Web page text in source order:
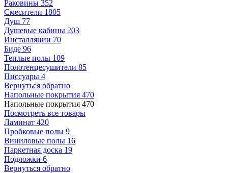
Раковины 352
Смесители 1805
Душ 77
Душевые кабины 203
Инсталляции 70
Биде 96
Теплые полы 109
Полотенцесушители 85
Писсуары 4
Вернуться обратно
Напольные покрытия 470
Напольные покрытия 470
Посмотреть все товары
Ламинат 420
Пробковые полы 9
Виниловые полы 16
Паркетная доска 19
Подложки 6
Вернуться обратно